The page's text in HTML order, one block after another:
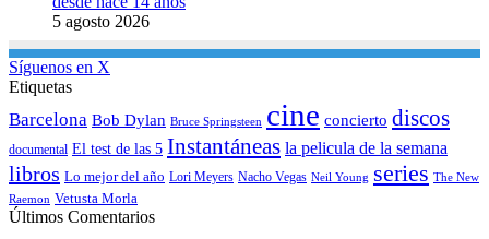
5 agosto 2026
Síguenos en X
Etiquetas
Barcelona Bob Dylan Bruce Springsteen cine concierto discos
documental El test de las 5 Instantáneas la pelicula de la semana
libros Lo mejor del año Lori Meyers Nacho Vegas Neil Young series The New
Raemon Vetusta Morla
Últimos Comentarios